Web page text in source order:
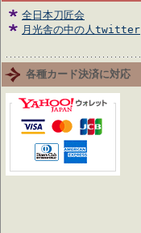
全日本刀匠会
月光舎の中の人twitter
各種カード決済に対応